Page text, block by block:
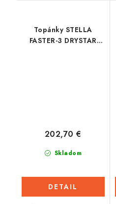
Topánky STELLA
FASTER-3 DRYSTAR
Skladom
202,70 €
DETAIL